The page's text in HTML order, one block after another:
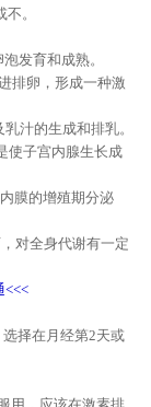
。
发育和成熟。
排卵，形成一种激
汁的生成和排乳。
使子宫内腺生长成
膜的增殖期分泌
对全身代谢有一定
<<<
择在月经第2天或